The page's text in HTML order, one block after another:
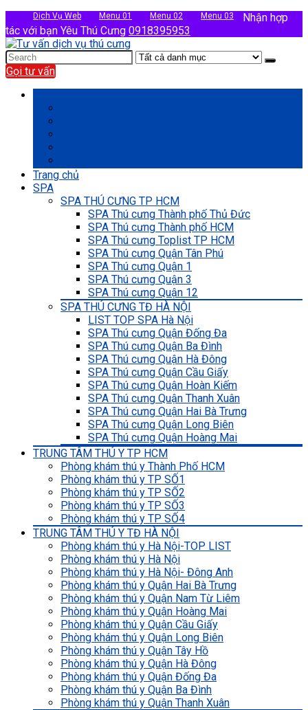
Dịch Vụ Web Menu 01 Menu 02 Menu 03
Nhận hợp
tác với bạn Yêu Thú Cưng 0918395953
Gọi tư vấn
Trang chủ
SPA
SPA THÚ CƯNG TP HCM
SPA Thú cưng Thành phố Thủ Đức
SPA Thú cưng Thành phố HCM
SPA Thú cưng Toplist TP HCM
SPA Thú cưng Quận Tân Phú
SPA Thú cưng Quận 1
SPA Thú cưng Quận 3
SPA Thú cưng Quận 12
SPA THÚ CƯNG TĐ HÀ NỘI
LIST TOP SPA Hà Nội
SPA Thú cưng Quận Đống Đa
SPA Thú cưng Quận Ba Đình
SPA Thú cưng Quận Hà Đông
SPA Thú cưng Quận Cầu Giấy
SPA Thú cưng Quận Hoàn Kiếm
SPA Thú cưng Quận Thanh Xuân
SPA Thú cưng Quận Hai Bà Trưng
SPA Thú cưng Quận Long Biên
SPA Thú cưng Quận Hoàng Mai
TRUNG TÂM THÚ Y TP HCM
Phòng khám thú y Thành Phố HCM
Phòng khám thú y TP SỐ1
Phòng khám thú y TP SỐ2
Phòng khám thú y TP SỐ3
Phòng khám thú y TP SỐ4
TRUNG TÂM THÚ Y TĐ HÀ NỘI
Phòng khám thú y Hà Nội-TOP LIST
Phòng khám thú y Hà Nội
Phòng khám thú y Hà Nội- Đông Anh
Phòng khám thú y Quận Hai Bà Trưng
Phòng khám thú y Quận Nam Từ Liêm
Phòng khám thú y Quận Hoàng Mai
Phòng khám thú y Quận Cầu Giấy
Phòng khám thú y Quận Long Biên
Phòng khám thú y Quận Tây Hồ
Phòng khám thú y Quận Hà Đông
Phòng khám thú y Quận Đống Đa
Phòng khám thú y Quận Ba Đình
Phòng khám thú y Quận Thanh Xuân